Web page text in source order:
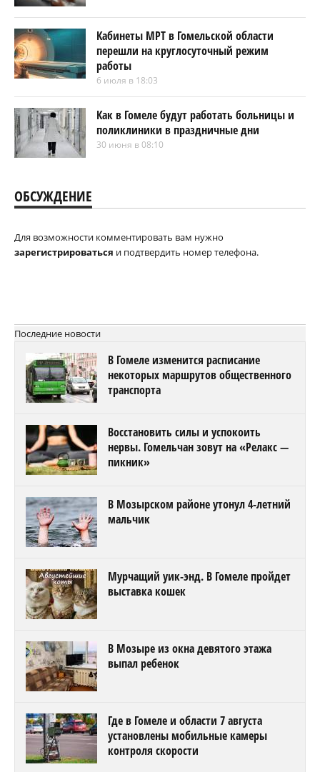
Кабинеты МРТ в Гомельской области
перешли на круглосуточный режим
работы
6 июля в 18:03
Как в Гомеле будут работать больницы и
поликлиники в праздничные дни
30 июня в 08:10
ОБСУЖДЕНИЕ
Для возможности комментировать вам нужно
зарегистрироваться и подтвердить номер телефона.
Последние новости
В Гомеле изменится расписание
некоторых маршрутов общественного
транспорта
Восстановить силы и успокоить
нервы. Гомельчан зовут на «Релакс —
пикник»
В Мозырском районе утонул 4-летний
мальчик
Мурчащий уик-энд. В Гомеле пройдет
выставка кошек
В Мозыре из окна девятого этажа
выпал ребенок
Где в Гомеле и области 7 августа
установлены мобильные камеры
контроля скорости